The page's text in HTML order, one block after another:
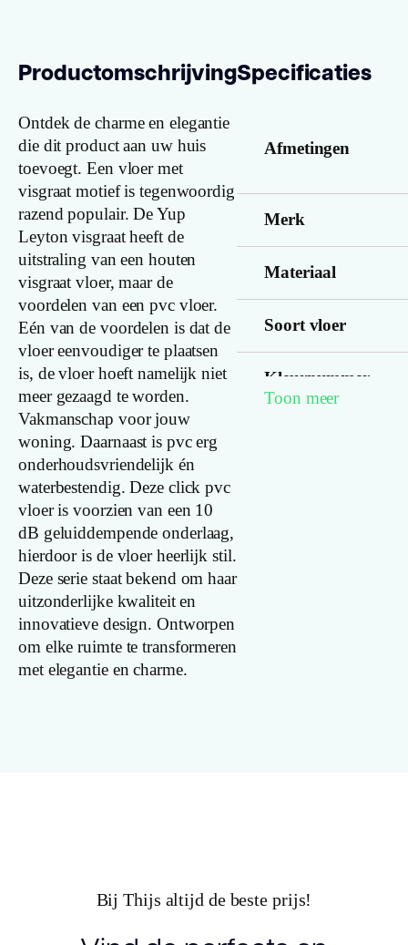
Productomschrijving
Ontdek de charme en elegantie
die dit product aan uw huis
toevoegt. Een vloer met
visgraat motief is tegenwoordig
razend populair. De Yup
Leyton visgraat heeft de
uitstraling van een houten
visgraat vloer, maar de
voordelen van een pvc vloer.
Eén van de voordelen is dat de
vloer eenvoudiger te plaatsen
is, de vloer hoeft namelijk niet
meer gezaagd te worden.
Vakmanschap voor jouw
woning. Daarnaast is pvc erg
onderhoudsvriendelijk én
waterbestendig. Deze click pvc
vloer is voorzien van een 10
dB geluiddempende onderlaag,
hierdoor is de vloer heerlijk stil.
Deze serie staat bekend om haar
uitzonderlijke kwaliteit en
innovatieve design. Ontworpen
om elke ruimte te transformeren
met elegantie en charme.
Specificaties
Afmetingen
Merk
Materiaal
Soort vloer
Kleurnummer
V groef
Toon meer
Bij Thijs altijd de beste prijs!